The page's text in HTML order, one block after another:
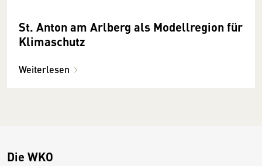
St. Anton am Arlberg als Modellregion für
Klimaschutz
Weiterlesen
Die WKO